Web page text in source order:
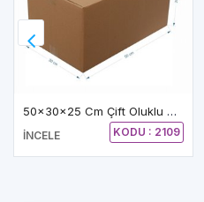
50x30x25 Cm Çift Oluklu A-Box Koli
İNCELE KODU : 2109